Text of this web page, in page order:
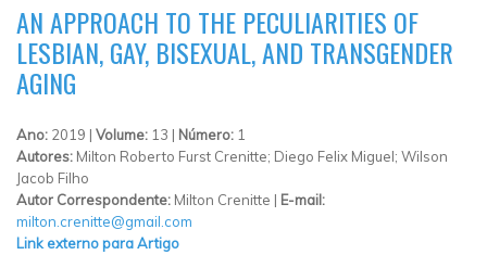
AN APPROACH TO THE PECULIARITIES OF
LESBIAN, GAY, BISEXUAL, AND TRANSGENDER
AGING
Ano: 2019 | Volume: 13 | Número: 1
Autores: Milton Roberto Furst Crenitte; Diego Felix Miguel; Wilson
Jacob Filho
Autor Correspondente: Milton Crenitte | E-mail:
milton.crenitte@gmail.com
Link externo para Artigo